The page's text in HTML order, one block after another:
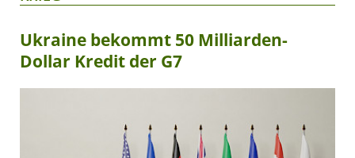
Ukraine bekommt 50 Milliarden-
Dollar Kredit der G7